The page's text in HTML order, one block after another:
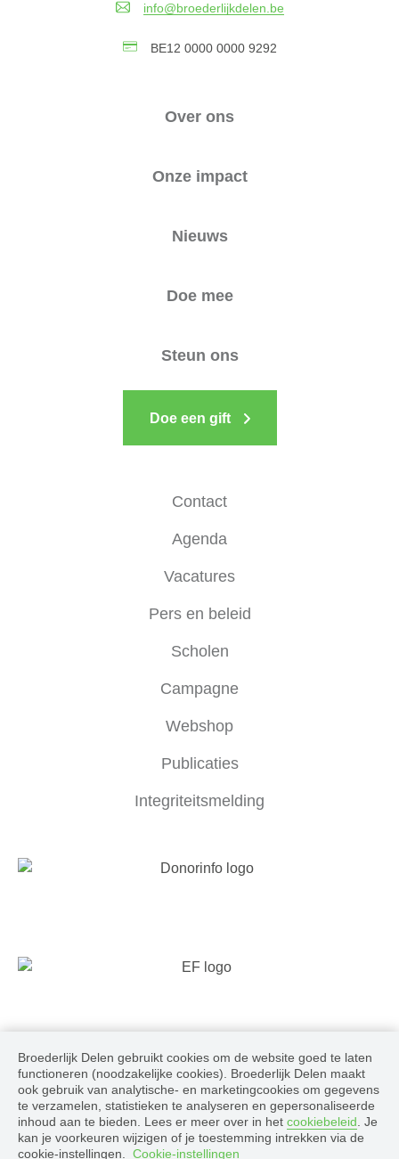
info@broederlijkdelen.be
BE12 0000 0000 9292
Over ons
Onze impact
Nieuws
Doe mee
Steun ons
Doe een gift
Contact
Agenda
Vacatures
Pers en beleid
Scholen
Campagne
Webshop
Publicaties
Integriteitsmelding
Volg ons
Broederlijk Delen gebruikt cookies om de website goed te laten
functioneren (noodzakelijke cookies). Broederlijk Delen maakt
ook gebruik van analytische- en marketingcookies om gegevens
te verzamelen, statistieken te analyseren en gepersonaliseerde
inhoud aan te bieden. Lees er meer over in het cookiebeleid . Je
kan je voorkeuren wijzigen of je toestemming intrekken via de
cookie-instellingen.
Cookie-instellingen